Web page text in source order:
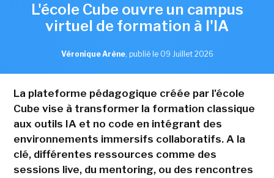
L'école Cube ouvre un campus
virtuel de formation à l'IA
Véronique Arène, publié le 09 Juillet 2026
La plateforme pédagogique créée par l'école
Cube vise à transformer la formation classique
aux outils IA et no code en intégrant des
environnements immersifs collaboratifs. A la
clé, différentes ressources comme des
sessions live, du mentoring, ou des rencontres